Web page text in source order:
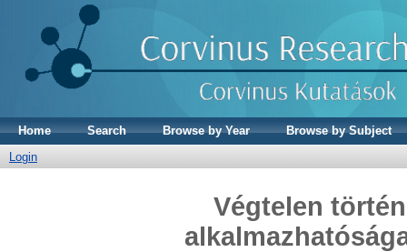
Home Search Browse by Year
Browse by Subject
Login
Végtelen